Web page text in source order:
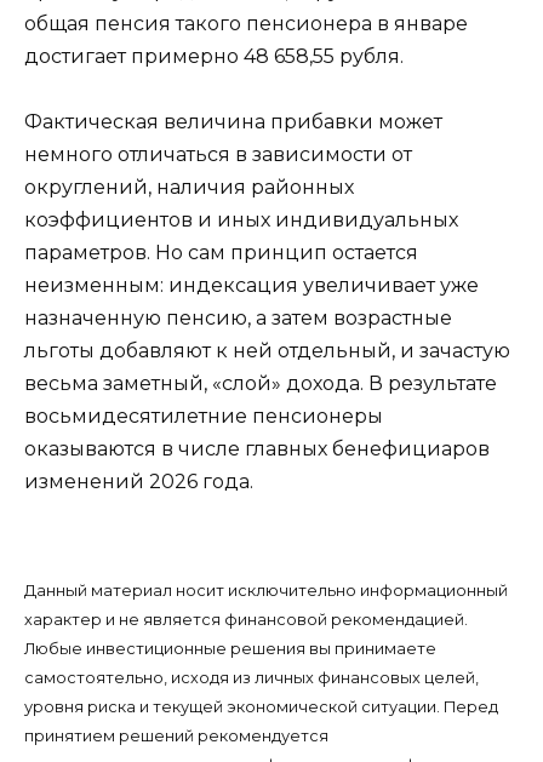
общая пенсия такого пенсионера в январе
достигает примерно 48 658,55 рубля.
Фактическая величина прибавки может
немного отличаться в зависимости от
округлений, наличия районных
коэффициентов и иных индивидуальных
параметров. Но сам принцип остается
неизменным: индексация увеличивает уже
назначенную пенсию, а затем возрастные
льготы добавляют к ней отдельный, и зачастую
весьма заметный, «слой» дохода. В результате
восьмидесятилетние пенсионеры
оказываются в числе главных бенефициаров
изменений 2026 года.
Данный материал носит исключительно информационный
характер и не является финансовой рекомендацией.
Любые инвестиционные решения вы принимаете
самостоятельно, исходя из личных финансовых целей,
уровня риска и текущей экономической ситуации. Перед
принятием решений рекомендуется